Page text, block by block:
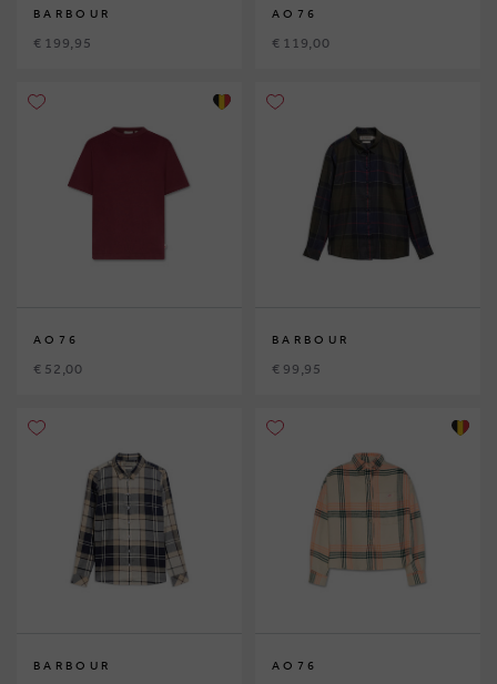
BARBOUR
€ 199,95
AO76
€ 119,00
AO76
€ 52,00
BARBOUR
€ 99,95
BARBOUR AO76